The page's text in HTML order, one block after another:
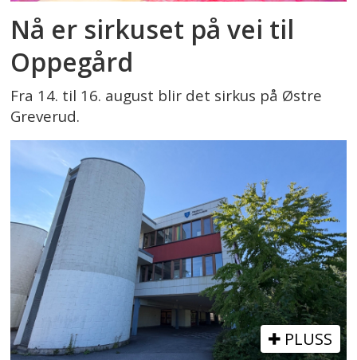
Nå er sirkuset på vei til
Oppegård
Fra 14. til 16. august blir det sirkus på Østre
Greverud.
PLUSS